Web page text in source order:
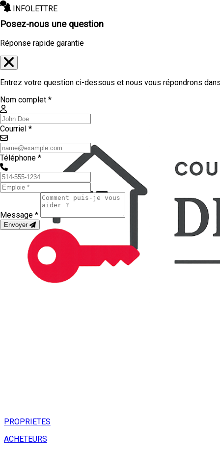
INFOLETTRE
PROPRIETES
ACHETEURS
Posez-nous une question
Réponse rapide garantie
Entrez votre question ci-dessous et nous vous répondrons
Nom complet *
Courriel *
Téléphone *
Message *
Envoyer